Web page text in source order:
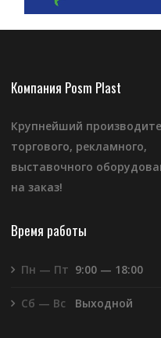
Компания Posm Plast
Крупнейший
торгового, рекламного,
выставочного
на заказ!
Время работы
Пн — Пт 9:00 — 18:00
Сб — Вс Выходной